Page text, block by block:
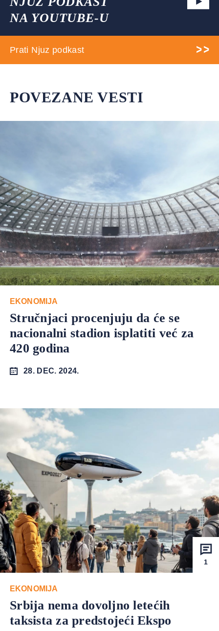
NA YOUTUBE-U
Prati Njuz podkast
POVEZANE VESTI
EKONOMIJA
Stručnjaci procenjuju da će se
nacionalni stadion isplatiti već za
420 godina
28. DEC. 2024.
1
EKONOMIJA
Srbija nema dovoljno letećih
taksista za predstojeći Ekspo